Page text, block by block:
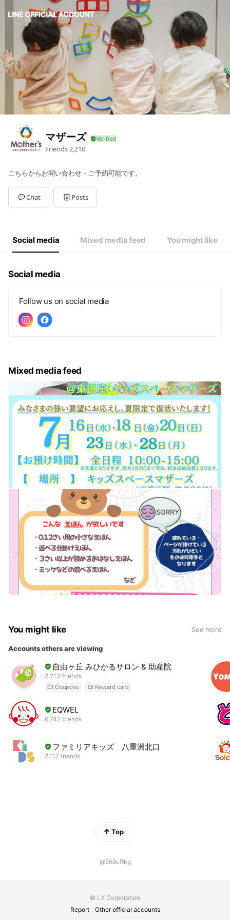
マザーズ
Friends2,210
こちらからお問い合わせ・ご予約可能です。
Chat Posts
Social media Mixed media feed You might like
Social media
Follow us on social media
Mixed media feed
You might like See more
Accounts others are viewing
自由ヶ丘 みひかるサロン & 助産院
2,213 friends
Coupons Reward card
EQWEL
6,742 friends
ファミリアキッズ 八重洲北口
2,117 friends
Top
@569uftkg
© LY Corporation
Report
Other official accounts